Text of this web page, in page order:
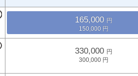
165,000
150,000
330,000
300,000